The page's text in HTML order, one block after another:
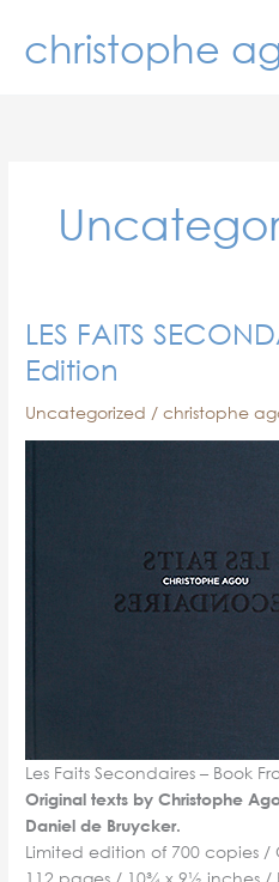
contentchristophe
LES FAITS
Edition
Uncategorized /christophe
Les Faits Secondaires – Book
Original texts by Christophe
Daniel de Bruycker.
Limited edition of 700 copies